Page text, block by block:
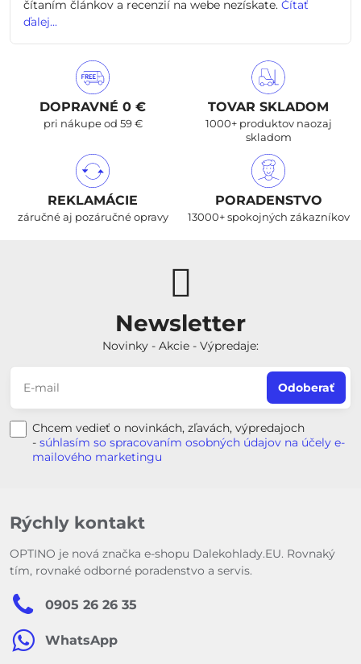
čítaním článkov a recenzií na webe nezískate. Čítať
ďalej...
DOPRAVNÉ 0 €
pri nákupe od 59 €
TOVAR SKLADOM
1000+ produktov naozaj
skladom
REKLAMÁCIE
záručné aj pozáručné opravy
PORADENSTVO
13000+ spokojných zákazníkov
Newsletter
Novinky - Akcie - Výpredaje:
Odoberať
Chcem vedieť o novinkách, zľavách, výpredajoch
- súhlasím so spracovaním osobných údajov na účely e-
mailového marketingu
Rýchly kontakt
OPTINO je nová značka e-shopu Dalekohlady.EU. Rovnaký
tím, rovnaké odborné poradenstvo a servis.
0905 26 26 35
WhatsApp